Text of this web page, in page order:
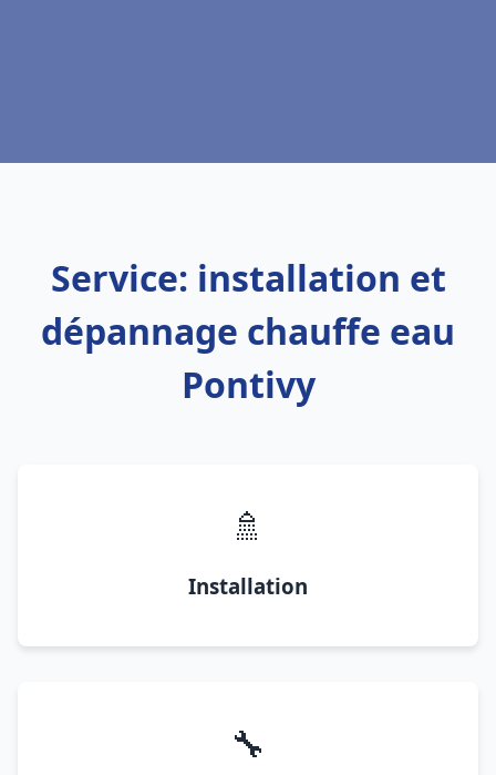
Service: installation et
dépannage chauffe eau
Pontivy
🚿
Installation
🔧